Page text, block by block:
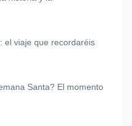
el viaje que recordaréis
Santa? El momento